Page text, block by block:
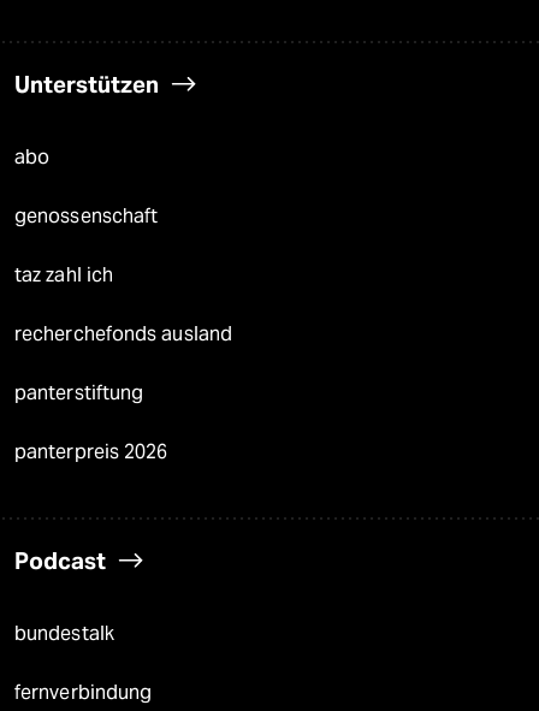
Unterstützen
abo
genossenschaft
taz zahl ich
recherchefonds ausland
panterstiftung
panterpreis 2026
Podcast
bundestalk
fernverbindung